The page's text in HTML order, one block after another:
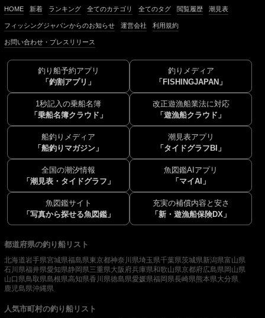
HOME 新着 ランキング 全てのカテゴリ 全てのタグ 閲覧履歴 潮見表
フィッシングジャパンからのお知らせ 運営会社 利用規約
お問い合わせ・プレスリリース
釣り船予約アプリ
「釣割アプリ」
釣りメディア
「FISHINGJAPAN」
1秒記入の乗船名簿
「乗船名簿クラウド」
改正遊漁船業法に対応
「遊漁船クラウド」
船釣りメディア
「船釣りマガジン」
潮見表アプリ
「タイドグラフBI」
全国の潮汐情報
「潮見表・タイドグラフ」
魚図鑑AIアプリ
「マイAI」
魚図鑑サイト
「写真から探せる魚図鑑」
充実の補償内容と安さ
「新・遊漁船保険DX」
都道府県の釣り船リスト
北海道岩手県宮城県福島県東京都神奈川県埼玉県千葉県茨城県新潟県富山県
石川県福井県愛知県静岡県三重県大阪府兵庫県和歌山県京都府広島県岡山県
山口県鳥取県島根県高知県香川県徳島県愛媛県福岡県長崎県熊本県大分県
鹿児島県沖縄県
人気市町村の釣り船リスト